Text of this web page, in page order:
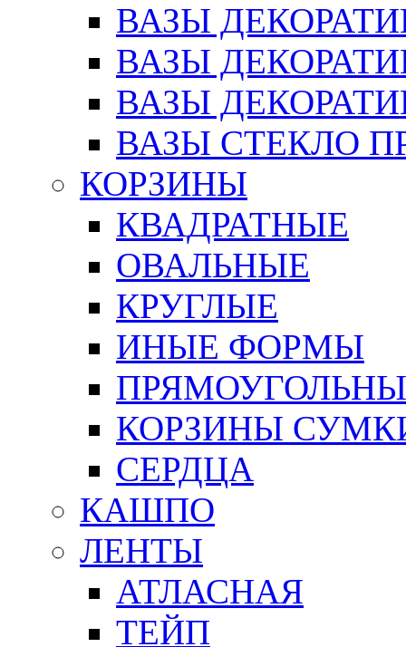
ВАЗЫ
ВАЗЫ
ВАЗЫ
ВАЗЫ СТЕКЛО
КОРЗИНЫ
КВАДРАТНЫЕ
ОВАЛЬНЫЕ
КРУГЛЫЕ
ИНЫЕ ФОРМЫ
КОРЗИНЫ
СЕРДЦА
КАШПО
ЛЕНТЫ
АТЛАСНАЯ
ТЕЙП